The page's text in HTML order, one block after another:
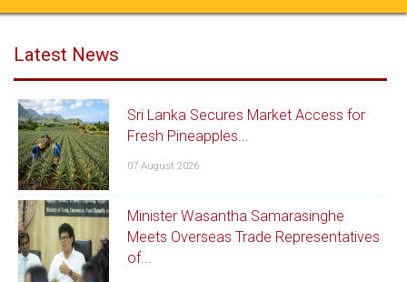
Latest News
Sri Lanka Secures Market Access for
Fresh Pineapples...
07 August 2026
Minister Wasantha Samarasinghe
Meets Overseas Trade Representatives
of...